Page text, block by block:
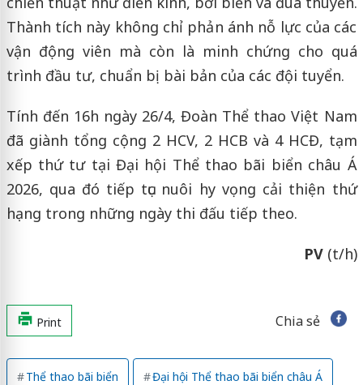
Thành tích này không chỉ phản ánh nỗ lực của các
vận động viên mà còn là minh chứng cho quá
trình đầu tư, chuẩn bị bài bản của các đội tuyển.
Tính đến 16h ngày 26/4, Đoàn Thể thao Việt Nam
đã giành tổng cộng 2 HCV, 2 HCB và 4 HCĐ, tạm
xếp thứ tư tại Đại hội Thể thao bãi biển châu Á
2026, qua đó tiếp tục nuôi hy vọng cải thiện thứ
hạng trong những ngày thi đấu tiếp theo.
PV(t/h)
Print Chia sẻ
Thể thao bãi biển Đại hội Thể thao bãi biển châu Á